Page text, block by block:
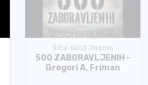
Šifra: 5203 JM:kom
500 ZABORAVLJENIH -
Gregori A. Friman